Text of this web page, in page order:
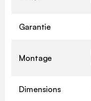
Garantie
Montage
Dimensions